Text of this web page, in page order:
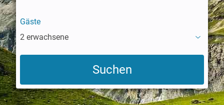
Gäste
2 erwachsene